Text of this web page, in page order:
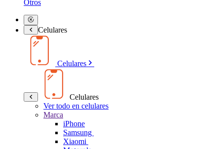
Otros
Celulares
Celulares
Celulares
Ver todo en celulares
Marca
iPhone
Samsung
Xiaomi